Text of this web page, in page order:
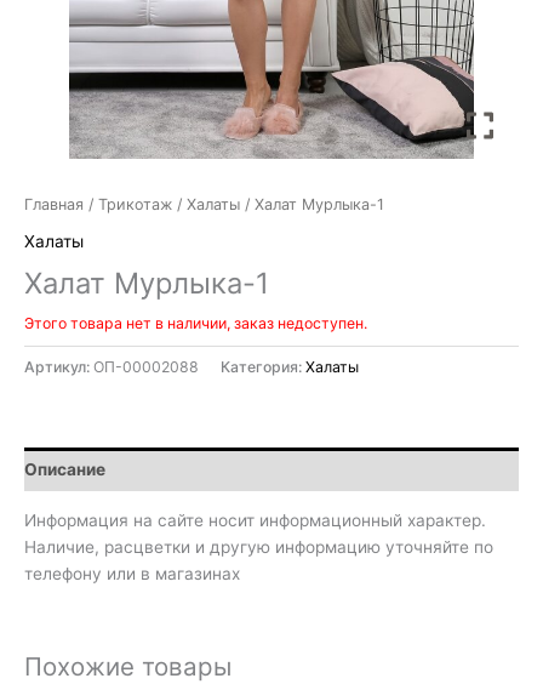
Главная / Трикотаж / Халаты / Халат Мурлыка-1
Халаты
Халат Мурлыка-1
Этого товара нет в наличии, заказ недоступен.
Артикул: ОП-00002088 Категория: Халаты
Описание
Информация на сайте носит информационный характер.
Наличие, расцветки и другую информацию уточняйте по
телефону или в магазинах
Похожие товары